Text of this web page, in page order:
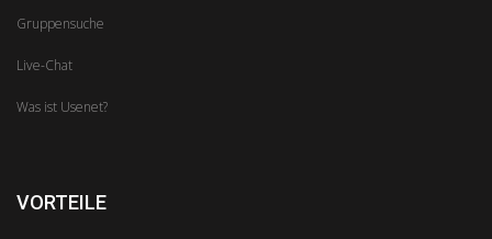
Gruppensuche
Live-Chat
Was ist Usenet?
VORTEILE